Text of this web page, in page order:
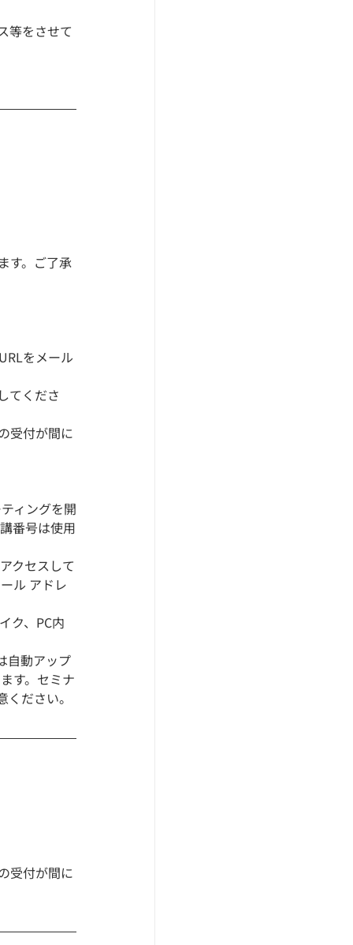
等をさせて
す。ご了承
をメール
てくださ
受付が間に
ィングを開
番号は使用
クセスして
ル アドレ
ク、PC内
自動アップ
す。セミナ
ださい。
受付が間に